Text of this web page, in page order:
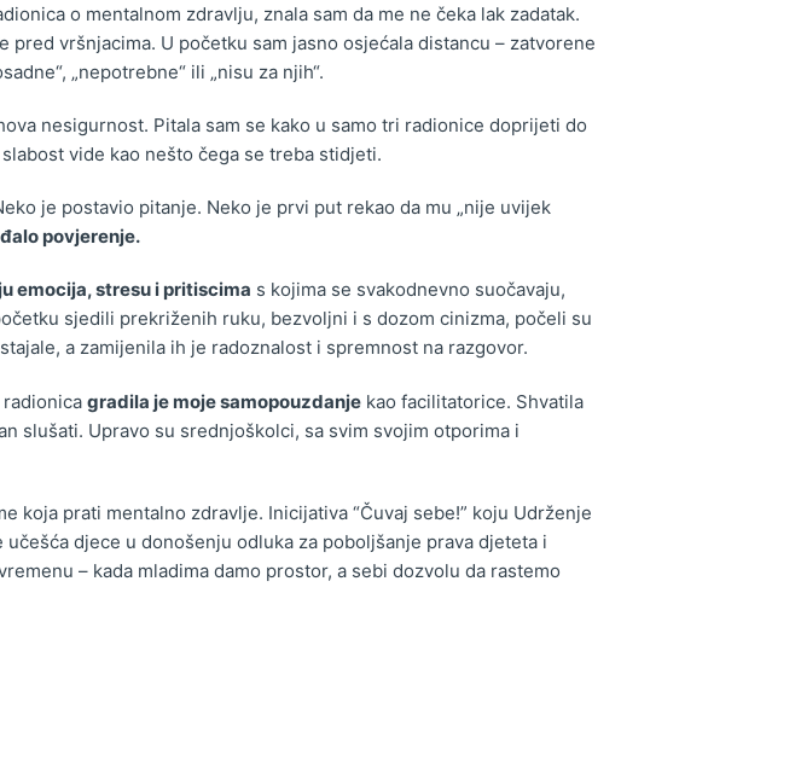
o mentalnom zdravlju, znala sam da me ne čeka lak zadatak.
vršnjacima. U početku sam jasno osjećala distancu – zatvorene
„nepotrebne“ ili „nisu za njih“.
nesigurnost. Pitala sam se kako u samo tri radionice doprijeti do
vide kao nešto čega se treba stidjeti.
je postavio pitanje. Neko je prvi put rekao da mu „nije uvijek
povjerenje.
emocija, stresu i pritiscima s kojima se svakodnevno suočavaju,
sjedili prekriženih ruku, bezvoljni i s dozom cinizma, počeli su
a zamijenila ih je radoznalost i spremnost na razgovor.
radionicagradila je moje samopouzdanje kao facilitatorice. Shvatila
slušati. Upravo su srednjoškolci, sa svim svojim otporima i
koja prati mentalno zdravlje. Inicijativa “Čuvaj sebe!” koju Udrženje
djece u donošenju odluka za poboljšanje prava djeteta i
– kada mladima damo prostor, a sebi dozvolu da rastemo